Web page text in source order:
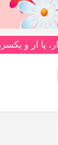
جوراب‌های فانتزی بالازانو